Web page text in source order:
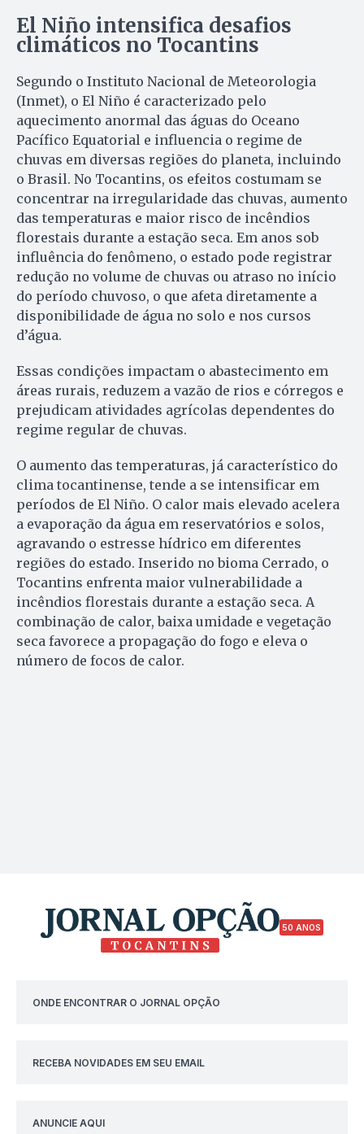
El Niño intensifica desafios
climáticos no Tocantins
Segundo o Instituto Nacional de Meteorologia
(Inmet), o El Niño é caracterizado pelo
aquecimento anormal das águas do Oceano
Pacífico Equatorial e influencia o regime de
chuvas em diversas regiões do planeta, incluindo
o Brasil. No Tocantins, os efeitos costumam se
concentrar na irregularidade das chuvas, aumento
das temperaturas e maior risco de incêndios
florestais durante a estação seca. Em anos sob
influência do fenômeno, o estado pode registrar
redução no volume de chuvas ou atraso no início
do período chuvoso, o que afeta diretamente a
disponibilidade de água no solo e nos cursos
d’água.
Essas condições impactam o abastecimento em
áreas rurais, reduzem a vazão de rios e córregos e
prejudicam atividades agrícolas dependentes do
regime regular de chuvas.
O aumento das temperaturas, já característico do
clima tocantinense, tende a se intensificar em
períodos de El Niño. O calor mais elevado acelera
a evaporação da água em reservatórios e solos,
agravando o estresse hídrico em diferentes
regiões do estado. Inserido no bioma Cerrado, o
Tocantins enfrenta maior vulnerabilidade a
incêndios florestais durante a estação seca. A
combinação de calor, baixa umidade e vegetação
seca favorece a propagação do fogo e eleva o
número de focos de calor.
50 ANOS
ONDE ENCONTRAR O JORNAL OPÇÃO
RECEBA NOVIDADES EM SEU EMAIL
ANUNCIE AQUI